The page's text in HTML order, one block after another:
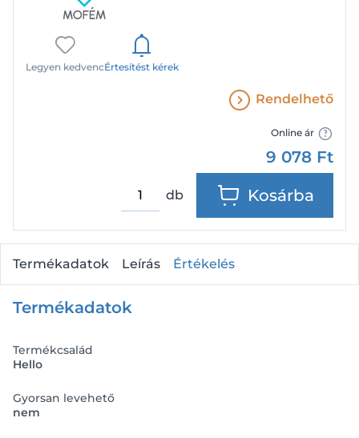
Legyen kedvencÉrtesítést kérek
Rendelhető
Online ár
9 078 Ft
db Kosárba
Termékadatok Leírás Értékelés
Termékadatok
Termékcsalád
Hello
Gyorsan levehető
nem